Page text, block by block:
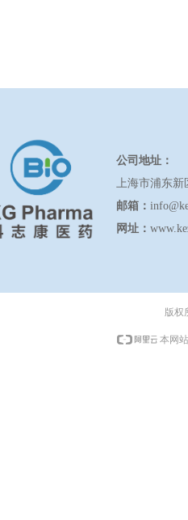
公司地址：
上海市浦东新
邮箱：
网址：
版权
本网